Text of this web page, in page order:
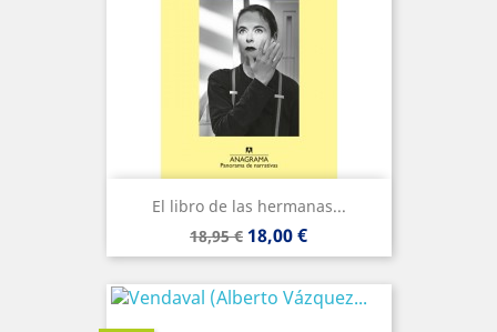
El libro de las hermanas...
Precio
base
18,95 € Precio
18,00 €